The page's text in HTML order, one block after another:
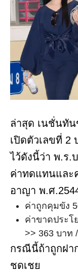
ล่าสุด เนชั่นทัน
เปิดตัวเลขที่ 2
ไว้ดังนี้ว่า พ.ร.
ค่าทดแทนและ
อาญา พ.ศ
ค่าถูกคุมขัง
ค่าขาดประโ
>> 363 บาท
กรณีนี้ถ้าถูกฝา
ชดเชย